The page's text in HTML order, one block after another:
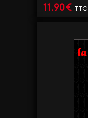
11,90€ TTC